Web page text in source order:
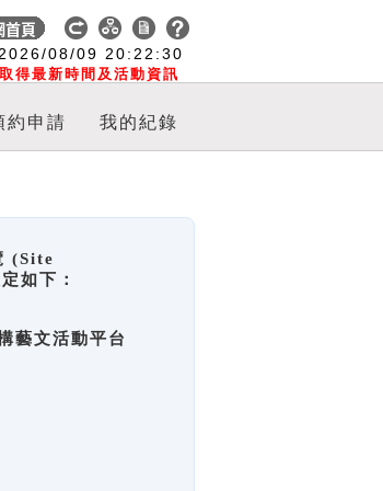
2026/08/09 20:22:30
得最新時間及活動資訊
約申請 我的紀錄
(Site
如下：
藝文活動平台